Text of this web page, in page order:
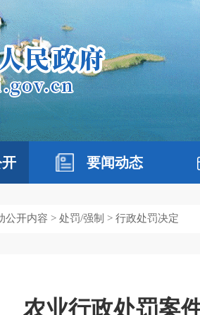
要闻动态
公开内容 > 处罚/强制 > 行政处罚决定
农业行政处罚案